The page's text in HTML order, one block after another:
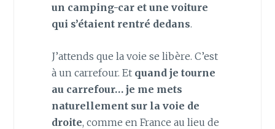
un camping-car et une voiture
qui s’étaient rentré dedans.
J’attends que la voie se libère. C’est
à un carrefour. Et quand je tourne
au carrefour… je me mets
naturellement sur la voie de
droite, comme en France au lieu de